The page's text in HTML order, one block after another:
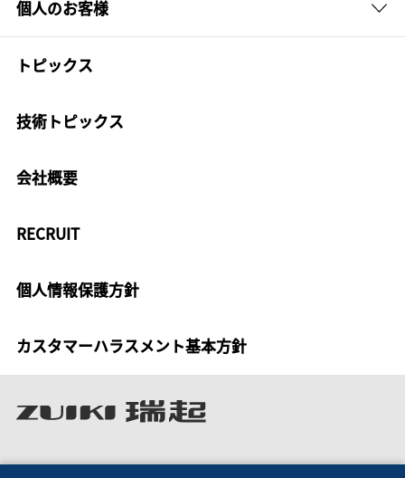
個人のお客様
トピックス
技術トピックス
会社概要
RECRUIT
個人情報保護方針
カスタマーハラスメント基本方針